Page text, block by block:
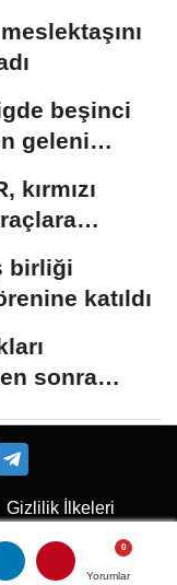
Yorumlar
Yorumlar
Yorumlar
beşinci
geleni
kırmızı
birliği
katıldı
sonra
Gizlilik İlkeleri
Hukuki Haber
Karaman